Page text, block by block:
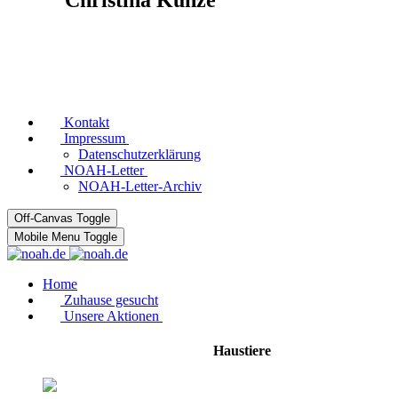
Kontakt
Impressum
Datenschutzerklärung
NOAH-Letter
NOAH-Letter-Archiv
Off-Canvas Toggle
Mobile Menu Toggle
Home
Zuhause gesucht
Unsere Aktionen
Haustiere